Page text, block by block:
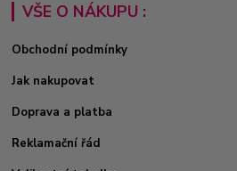
VŠE O NÁKUPU :
Obchodní podmínky
Jak nakupovat
Doprava a platba
Reklamační řád